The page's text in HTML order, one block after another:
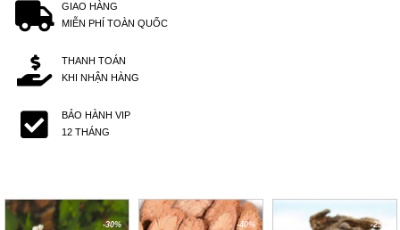
GIAO HÀNG
MIỄN PHÍ TOÀN QUỐC
THANH TOÁN
KHI NHẬN HÀNG
BẢO HÀNH VIP
12 THÁNG
-30% -40% -25%